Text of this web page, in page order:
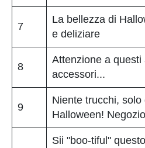
7
La bellezza di
e deliziare
8
Attenzione a questi
accessori...
9
Niente trucchi,
Halloween!
Sii "boo-tiful"